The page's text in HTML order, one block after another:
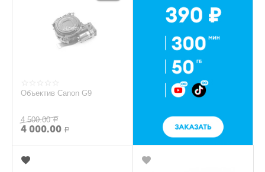
Объектив Canon G9
4 500.00 Р
4 000.00 Р